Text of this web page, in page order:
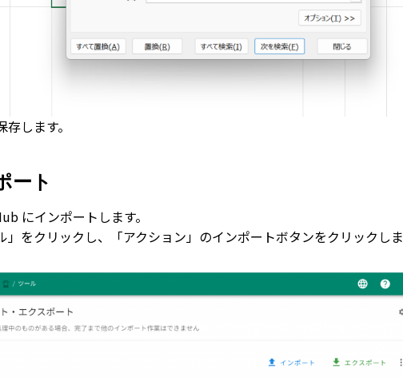
します。
ート
にインポートします。
をクリックし、「アクション」のインポートボタンをクリックしま